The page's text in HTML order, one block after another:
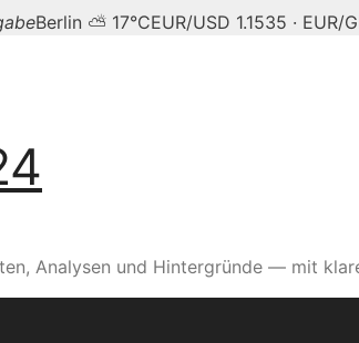
Berlin ⛅ 17°CEUR/USD 1.1535 · EUR/
Analysen und Hintergründe — mit